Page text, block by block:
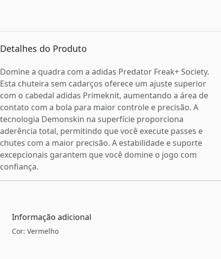
Detalhes do Produto
Domine a quadra com a adidas Predator Freak+ Society.
Esta chuteira sem cadarços oferece um ajuste superior
com o cabedal adidas Primeknit, aumentando a área de
contato com a bola para maior controle e precisão. A
tecnologia Demonskin na superfície proporciona
aderência total, permitindo que você execute passes e
chutes com a maior precisão. A estabilidade e suporte
excepcionais garantem que você domine o jogo com
confiança.
Informação adicional
Cor: Vermelho